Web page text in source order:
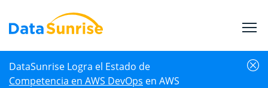
DataSunrise Logra el Estado de
Competencia en AWS DevOps en AWS
Inicio Centro de Conocimiento Cortafuegos de Base de Datos